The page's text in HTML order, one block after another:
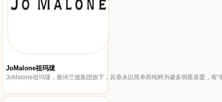
JoMalone祖玛珑